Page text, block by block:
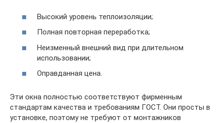
Высокий уровень теплоизоляции;
Полная повторная переработка;
Неизменный внешний вид при длительном
использовании;
Оправданная цена.
Эти окна полностью соответствуют фирменным
стандартам качества и требованиям ГОСТ. Они просты в
установке, поэтому не требуют от монтажников